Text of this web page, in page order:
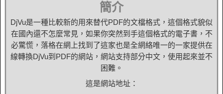
簡介
DjVu是一種比較新的用來替代PDF的文檔格式，這個格式貌似
在國內還不怎麼常見，如果你突然到手這個格式的電子書，不
必驚慌，落格在網上找到了這家也是全網絡唯一的一家提供在
線轉換DjVu到PDF的網站，網站支持部分中文，使用起來並不
困難。
這是網站地址：